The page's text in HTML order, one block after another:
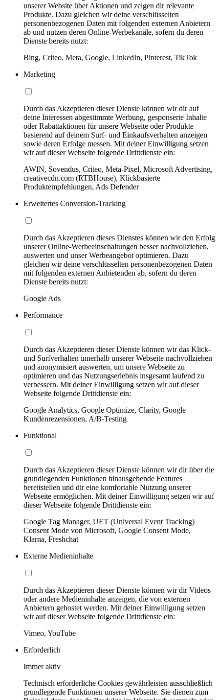
unserer Website über Aktionen und zeigen dir relevante
Produkte. Dazu gleichen wir deine verschlüsselten
personenbezogenen Daten mit folgenden externen Anbietern
ab und nutzen deren Online-Werbekanäle, sofern du deren
Dienste bereits nutzt:
Bing, Criteo, Meta, Google, LinkedIn, Pinterest, TikTok
Marketing
Durch das Akzeptieren dieser Dienste können wir dir auf
deine Interessen abgestimmte Werbung, gesponserte Inhalte
oder Rabattaktionen für unsere Webseite oder Produkte
basierend auf deinem Surf- und Einkaufsverhalten anzeigen
sowie deren Erfolge messen. Mit deiner Einwilligung setzen
wir auf dieser Webseite folgende Drittdienste ein:
AWIN, Sovendus, Criteo, Meta-Pixel, Microsoft Advertising,
creativecdn.com (RTBHouse), Klickbasierte
Produktempfehlungen, Ads Defender
Erweitertes Conversion-Tracking
Durch das Akzeptieren dieses Dienstes können wir den Erfolg
unserer Online-Werbeeinschaltungen besser nachvollziehen,
auswerten und unser Werbeangebot optimieren. Dazu
gleichen wir deine verschlüsselten personenbezogenen Daten
mit folgenden externen Anbietenden ab, sofern du deren
Dienste bereits nutzt:
Google Ads
Performance
Durch das Akzeptieren dieser Dienste können wir das Klick-
und Surfverhalten innerhalb unserer Webseite nachvollziehen
und anonymisiert auswerten, um unsere Webseite zu
optimieren und das Nutzungserlebnis insgesamt laufend zu
verbessern. Mit deiner Einwilligung setzen wir auf dieser
Webseite folgende Drittdienste ein:
Google Analytics, Google Optimize, Clarity, Google
Kundenrezensionen, A/B-Testing
Funktional
Durch das Akzeptieren dieser Dienste können wir dir über die
grundlegenden Funktionen hinausgehende Features
bereitstellen und dir eine komfortable Nutzung unserer
Webseite ermöglichen. Mit deiner Einwilligung setzen wir auf
dieser Webseite folgende Drittdienste ein:
Google Tag Manager, UET (Universal Event Tracking)
Consent Mode von Microsoft, Google Consent Mode,
Klarna, Freshchat
Externe Medieninhalte
Durch das Akzeptieren dieser Dienste können wir dir Videos
oder andere Medieninhalte anzeigen, die von externen
Anbietern gehostet werden. Mit deiner Einwilligung setzen
wir auf dieser Webseite folgende Drittdienste ein:
Vimeo, YouTube
Erforderlich
Immer aktiv
Technisch erforderliche Cookies gewährleisten ausschließlich
grundlegende Funktionen unserer Webseite. Sie dienen zum